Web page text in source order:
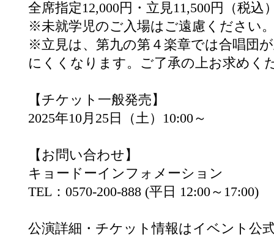
全席指定12,000円・立見11,500円（税込
※未就学児のご入場はご遠慮ください
※立見は、第九の第４楽章では合唱団
にくくなります。ご了承の上お求めく
【チケット一般発売】
2025年10月25日（土）10:00～
【お問い合わせ】
キョードーインフォメーション
TEL：0570-200-888 (平日 12:00～17:00)
公演詳細・チケット情報はイベント公